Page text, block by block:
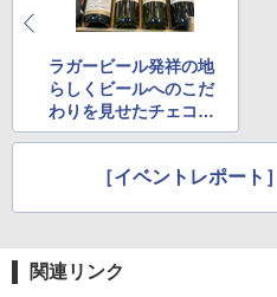
A26 地球の
ァキア 2026
￥2,277
地球の歩き
￥-
ENDLESS
テント ワン
￥5,499
DEWEL パ
ラソル ガー
防水 UVカッ
き
￥6,459
ポインター
USB充電式
ラガービール発祥の地
らしくビールへのこだ
わりを見せたチェコブ
ース
［イベントレポート
関連リンク